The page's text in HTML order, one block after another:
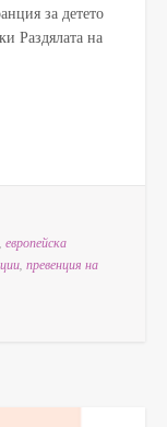
за детето
Раздялата на
европейска
превенция на